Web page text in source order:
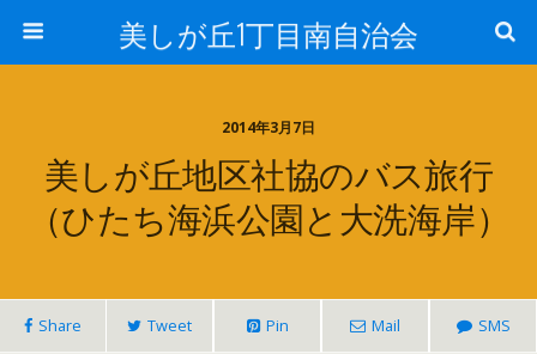
美しが丘1丁目南自治会
2014年3月7日
美しが丘地区社協のバス旅行
（ひたち海浜公園と大洗海岸）
Share Tweet Pin Mail SMS